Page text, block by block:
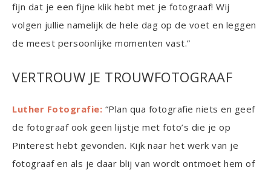
fijn dat je een fijne klik hebt met je fotograaf! Wij
volgen jullie namelijk de hele dag op de voet en leggen
de meest persoonlijke momenten vast.”
VERTROUW JE TROUWFOTOGRAAF
Luther Fotografie: “Plan qua fotografie niets en geef
de fotograaf ook geen lijstje met foto’s die je op
Pinterest hebt gevonden. Kijk naar het werk van je
fotograaf en als je daar blij van wordt ontmoet hem of